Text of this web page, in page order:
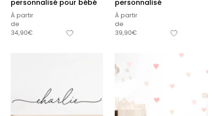
personnalisé pour bébé
À partir
de
34,90€
personnalisé
À partir
de
39,90€